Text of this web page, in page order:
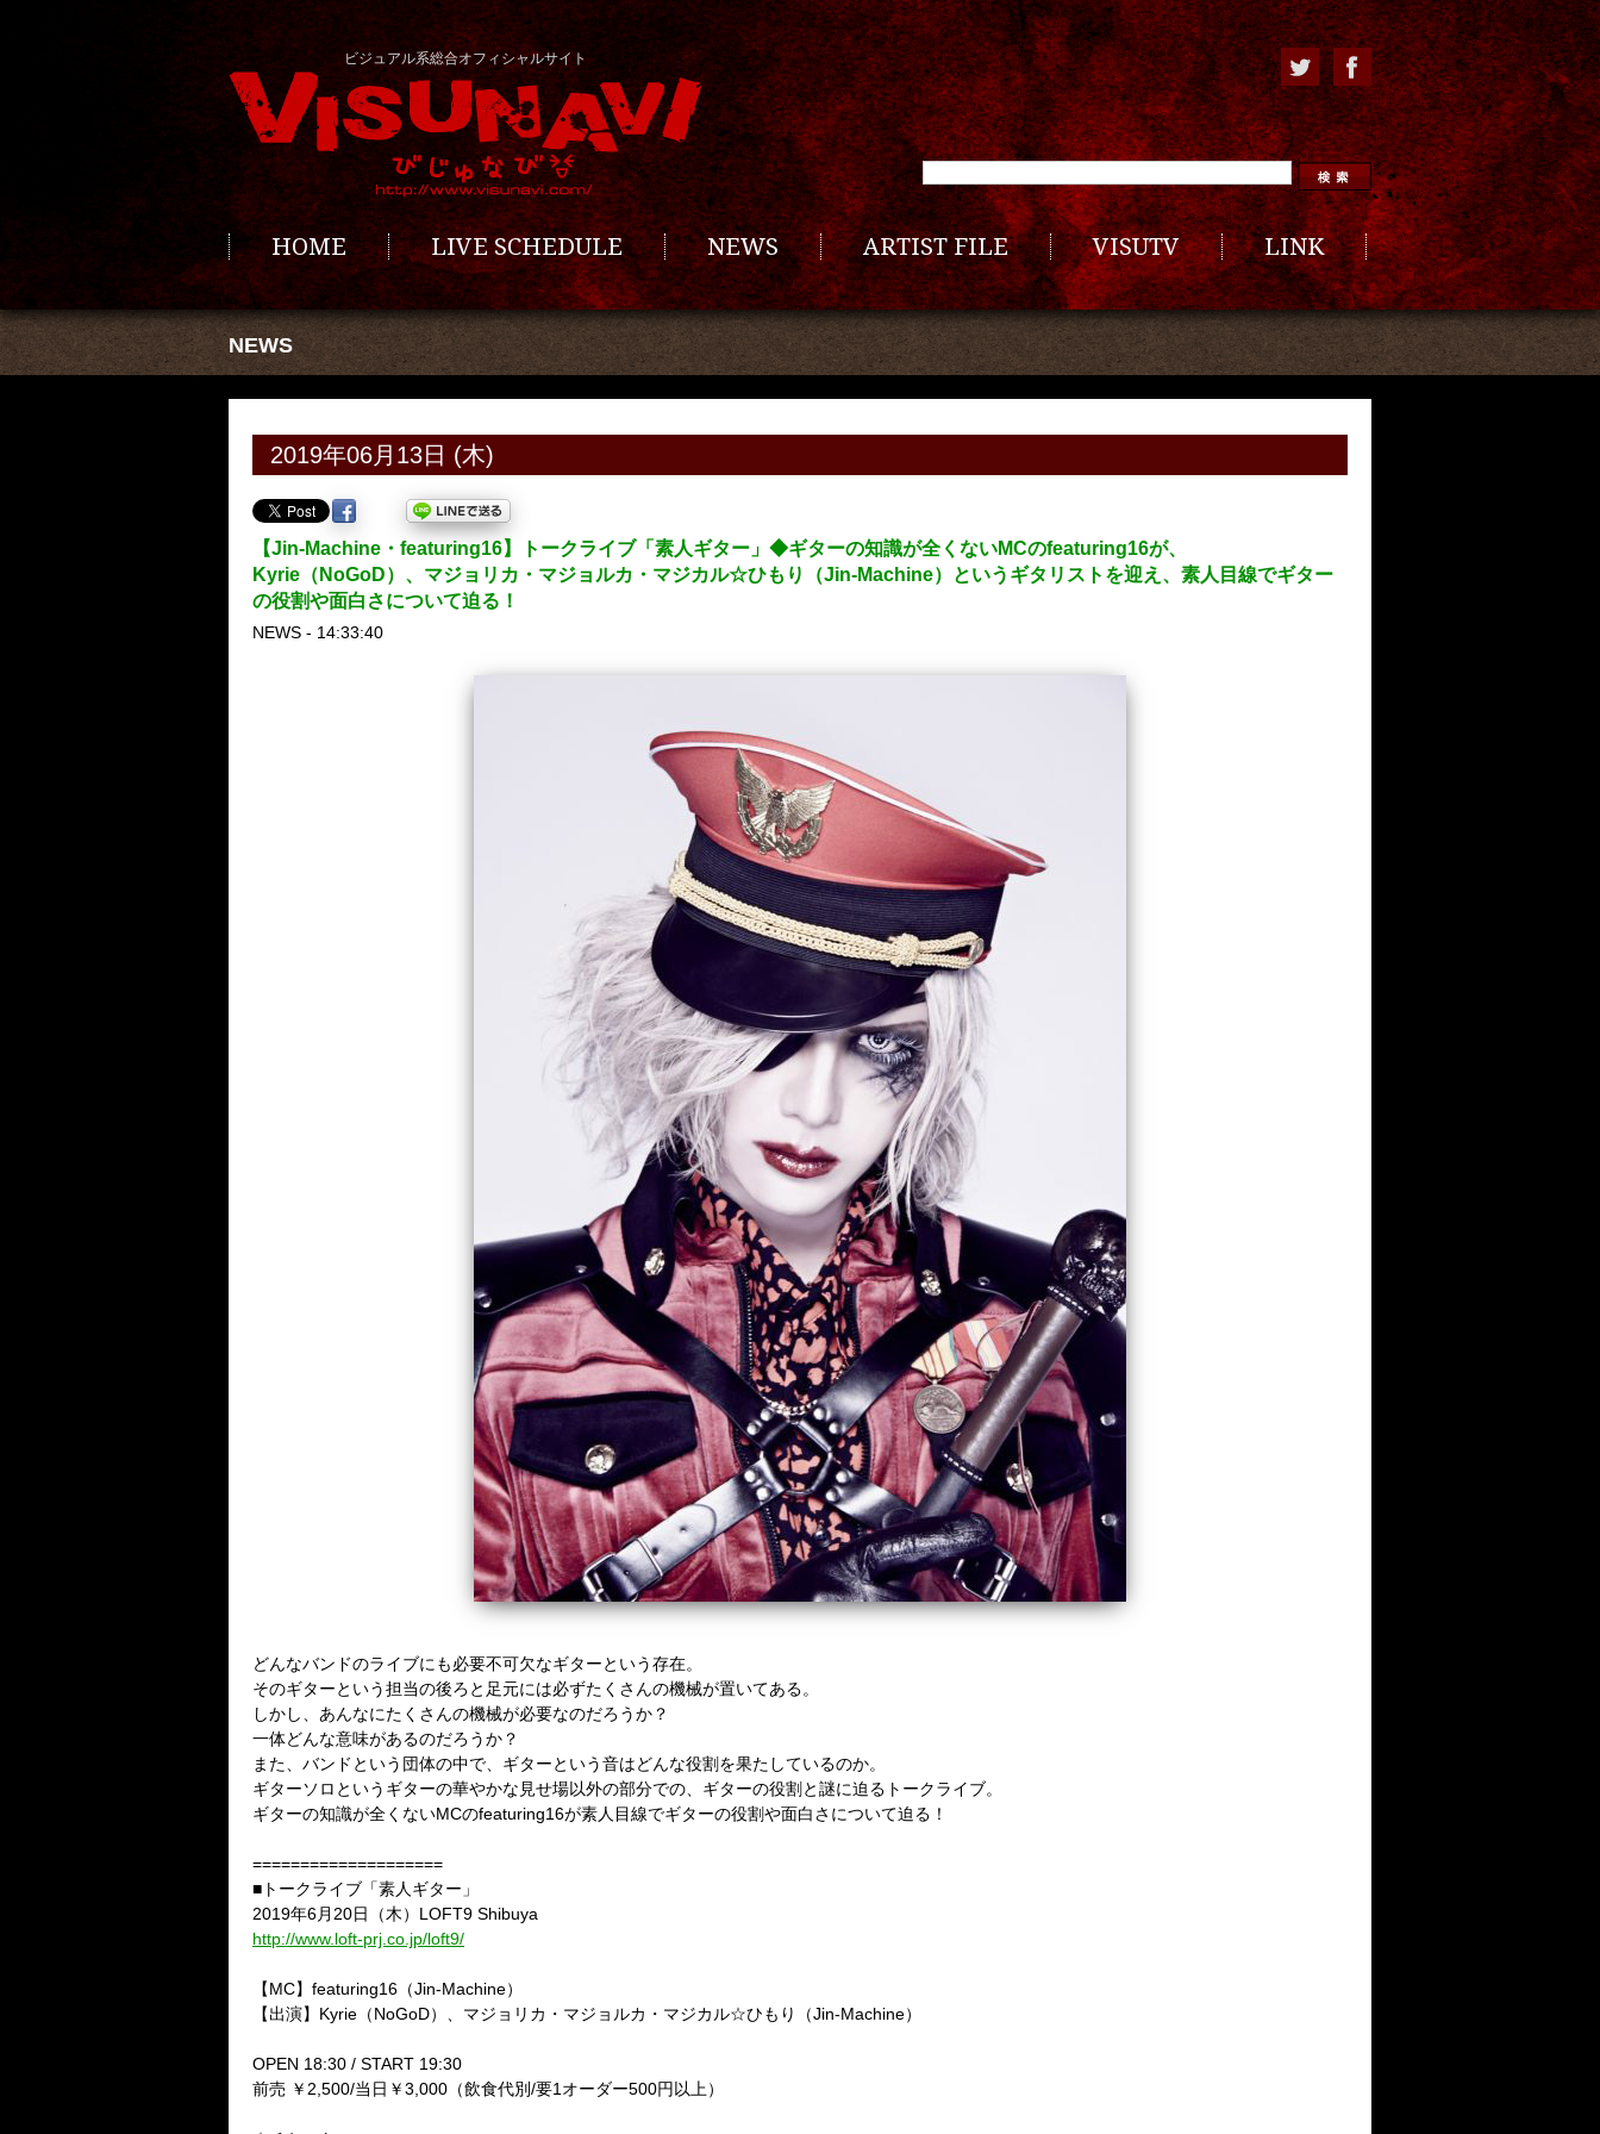
ビジュアル系総合オフィシャルサイト
HOME LIVE SCHEDULE NEWS ARTIST FILE VISUTV LINK
NEWS
2019年06月13日 (木)
【Jin-Machine・featuring16】トークライブ「素人ギター」◆ギターの知識が全くないMCのfeaturing16が、
Kyrie（NoGoD）、マジョリカ・マジョルカ・マジカル☆ひもり（Jin-Machine）というギタリストを迎え、素人目線でギター
の役割や面白さについて迫る！
NEWS - 14:33:40
どんなバンドのライブにも必要不可欠なギターという存在。
そのギターという担当の後ろと足元には必ずたくさんの機械が置いてある。
しかし、あんなにたくさんの機械が必要なのだろうか？
一体どんな意味があるのだろうか？
また、バンドという団体の中で、ギターという音はどんな役割を果たしているのか。
ギターソロというギターの華やかな見せ場以外の部分での、ギターの役割と謎に迫るトークライブ。
ギターの知識が全くないMCのfeaturing16が素人目線でギターの役割や面白さについて迫る！
====================
■トークライブ「素人ギター」
2019年6月20日（木）LOFT9 Shibuya
http://www.loft-prj.co.jp/loft9/
【MC】featuring16（Jin-Machine）
【出演】Kyrie（NoGoD）、マジョリカ・マジョルカ・マジカル☆ひもり（Jin-Machine）
OPEN 18:30 / START 19:30
前売 ￥2,500/当日￥3,000（飲食代別/要1オーダー500円以上）